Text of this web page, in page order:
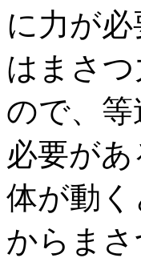
に力が
はまさ
ので、
必要が
体が動
からま